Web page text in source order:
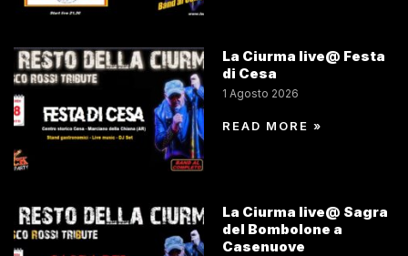
La Ciurma live@ Festa
di Cesa
1 Agosto 2026
READ MORE »
La Ciurma live@ Sagra
del Bombolone a
Casenuove